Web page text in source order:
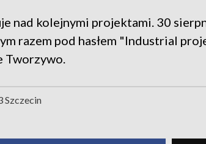
nad kolejnymi projektami. 30
razem pod hasłem "Industrial
Tworzywo.
Szczecin